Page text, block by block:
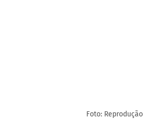
Foto: Reprodução